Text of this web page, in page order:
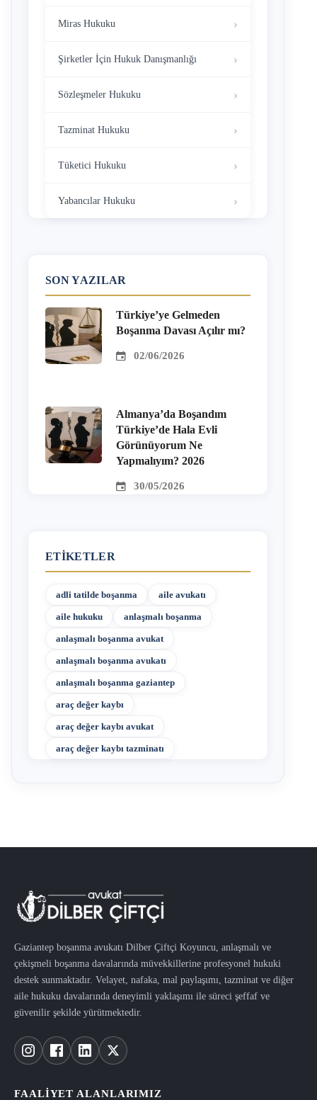
Miras Hukuku
Şirketler İçin Hukuk Danışmanlığı
Sözleşmeler Hukuku
Tazminat Hukuku
Tüketici Hukuku
Yabancılar Hukuku
SON YAZILAR
Türkiye’ye Gelmeden
Boşanma Davası Açılır mı?
02/06/2026
Almanya’da Boşandım
Türkiye’de Hala Evli
Görünüyorum Ne
Yapmalıyım? 2026
30/05/2026
ETIKETLER
adli tatilde boşanma aile avukatı
aile hukuku anlaşmalı boşanma
anlaşmalı boşanma avukat
anlaşmalı boşanma avukatı
anlaşmalı boşanma gaziantep
araç değer kaybı
araç değer kaybı avukat
araç değer kaybı tazminatı
Gaziantep boşanma avukatı Dilber Çiftçi Koyuncu, anlaşmalı ve
çekişmeli boşanma davalarında müvekkillerine profesyonel hukuki
destek sunmaktadır. Velayet, nafaka, mal paylaşımı, tazminat ve diğer
aile hukuku davalarında deneyimli yaklaşımı ile süreci şeffaf ve
güvenilir şekilde yürütmektedir.
FAALIYET ALANLARIMIZ